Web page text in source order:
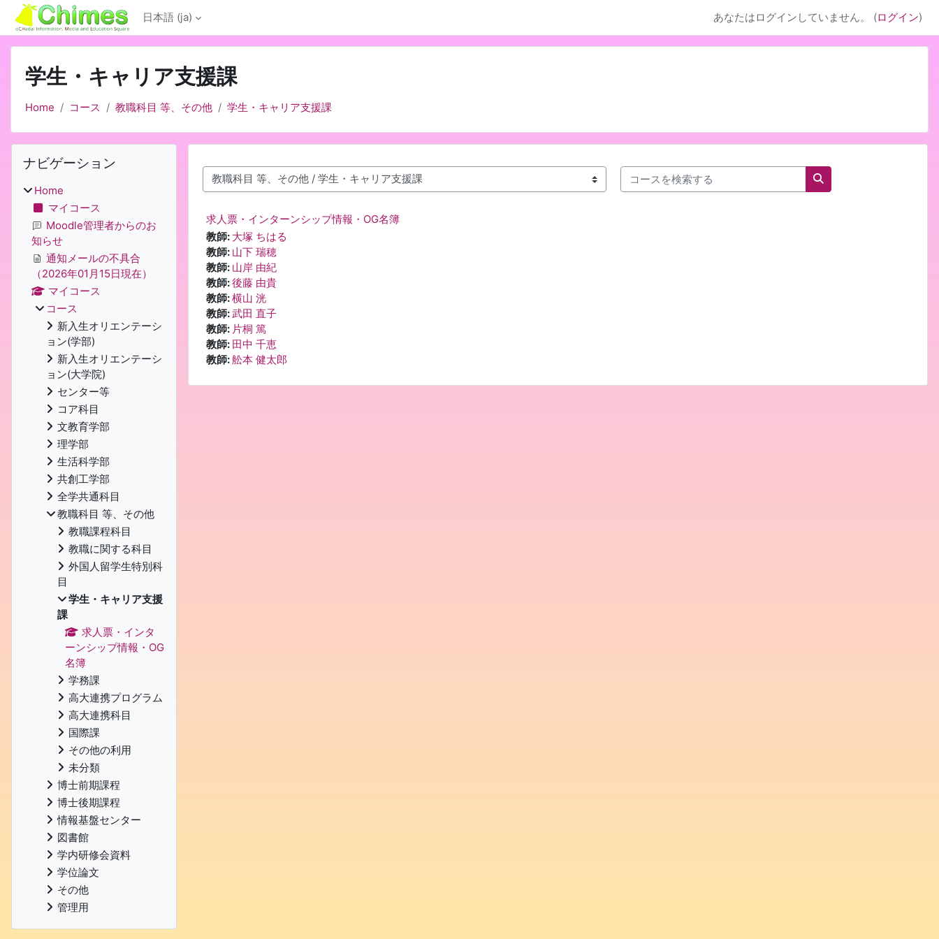
メインコンテンツへスキップする
日本語 ‎(ja)‎ あなたはログインしていません。 (ログイン)
学生・キャリア支援課
Home コース 教職科目 等、その他 学生・キャリア支援課
コースカテゴリ
コースを検索する
コースを検索する
求人票・インターンシップ情報・OG名簿
教師: 大塚 ちはる
教師: 山下 瑞穂
教師: 山岸 由紀
教師:後藤 由貴
教師:横山 洸
教師:武田 直子
教師: 片桐 篤
教師: 田中 千恵
教師:舩本 健太郎
ブロック
ナビゲーション
Home
マイコース
Moodle管理者からのお
知らせ
通知メールの不具合
（2026年01月15日現在）
マイコース
コース
新入生オリエンテーシ
ョン(学部)
新入生オリエンテーシ
ョン(大学院)
センター等
コア科目
文教育学部
理学部
生活科学部
共創工学部
全学共通科目
教職科目 等、その他
教職課程科目
教職に関する科目
外国人留学生特別科
目
学生・キャリア支援
課
求人票・インタ
ーンシップ情報・OG
名簿
学務課
高大連携プログラム
高大連携科目
国際課
その他の利用
未分類
博士前期課程
博士後期課程
情報基盤センター
図書館
学内研修会資料
学位論文
その他
管理用